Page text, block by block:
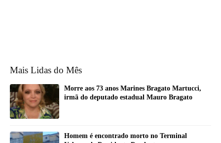
Mais Lidas do Mês
Morre aos 73 anos Marines Bragato Martucci,
irmã do deputado estadual Mauro Bragato
Homem é encontrado morto no Terminal